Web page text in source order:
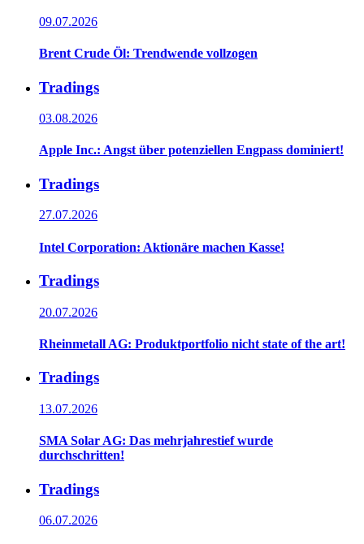
09.07.2026
Brent Crude Öl: Trendwende vollzogen
Tradings
03.08.2026
Apple Inc.: Angst über potenziellen Engpass dominiert!
Tradings
27.07.2026
Intel Corporation: Aktionäre machen Kasse!
Tradings
20.07.2026
Rheinmetall AG: Produktportfolio nicht state of the art!
Tradings
13.07.2026
SMA Solar AG: Das mehrjahrestief wurde
durchschritten!
Tradings
06.07.2026